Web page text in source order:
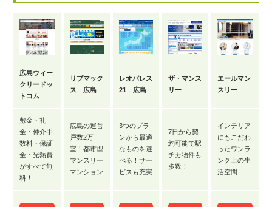
広島ウィー
クリードッ
トコム
リブマック
ス 広島
レオパレス
21 広島
ザ・マンス
リー
エールマン
スリー
敷金・礼
金・仲介手
数料・保証
金・光熱費
がすべて無
料！
広島の運営
戸数2万
室！都市型
マンスリー
マンション
3つのプラ
ンから最適
なものを選
べる！サー
ビスも充実
7日から契
約可能で駅
チカ物件も
多数！
インテリア
にもこだわ
ったワンラ
ンク上の生
活空間